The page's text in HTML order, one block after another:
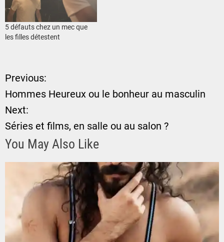
5 défauts chez un mec que
les filles détestent
N
a
v
i
Previous:
Hommes Heureux ou le bonheur au masculin
Next:
Séries et films, en salle ou au salon ?
You May Also Like